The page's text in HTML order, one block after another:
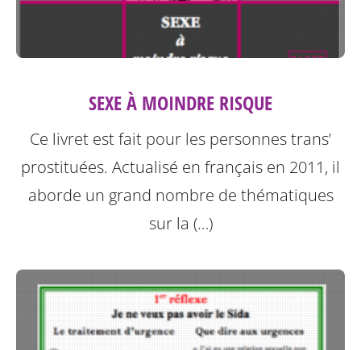
SEXE À MOINDRE RISQUE
Ce livret est fait pour les personnes trans’
prostituées. Actualisé en français en 2011, il
aborde un grand nombre de thématiques
sur la (…)